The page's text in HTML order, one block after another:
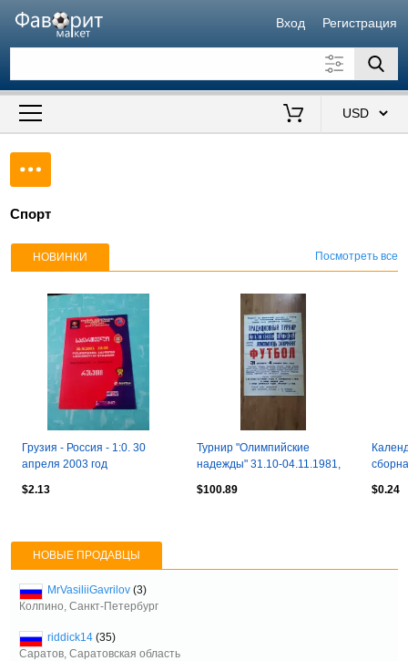
Вход Регистрация
Искать также в описании
Продавец
Спорт
НОВИНКИ Посмотреть все
Грузия - Россия - 1:0. 30
апреля 2003 год
$2.13
Турнир "Олимпийские
надежды" 31.10-04.11.1981,
$100.89 $0.24
НОВЫЕ ПРОДАВЦЫ
MrVasiliiGavrilov (3)
Колпино, Санкт-Петербург
riddick14 (35)
Саратов, Саратовская область